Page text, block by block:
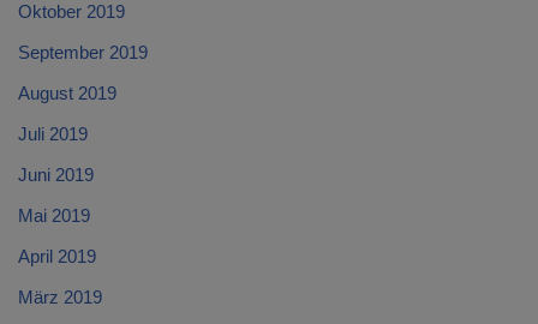
Oktober 2019
September 2019
August 2019
Juli 2019
Juni 2019
Mai 2019
April 2019
März 2019